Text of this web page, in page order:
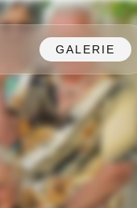
GALERIE